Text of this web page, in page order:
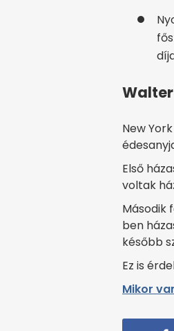
New
Első
voltak
Második
ben
később
Ez is
Mikor